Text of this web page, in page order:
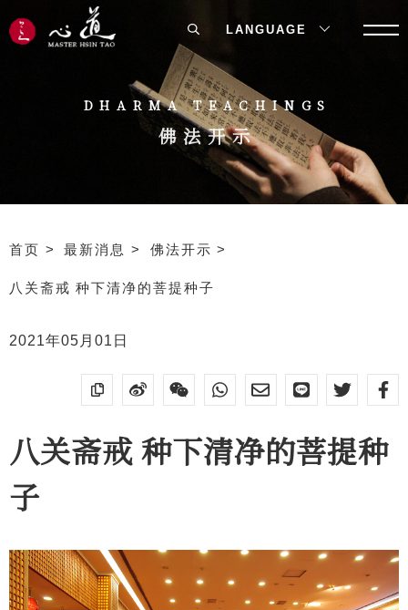
DHARMA TEACHINGS
佛法开示
首页 最新消息 佛法开示
八关斋戒 种下清净的菩提种子
2021年05月01日
八关斋戒 种下清净的菩提种
子
LANGUAGE